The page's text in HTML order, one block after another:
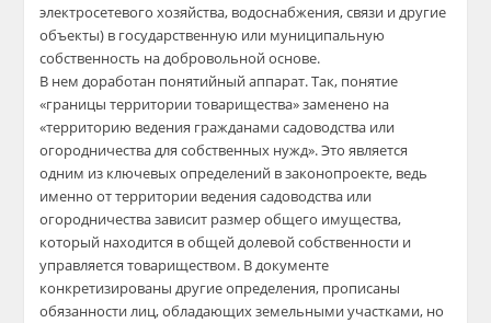
электросетевого хозяйства, водоснабжения, связи и другие
объекты) в государственную или муниципальную
собственность на добровольной основе.
В нем доработан понятийный аппарат. Так, понятие
«границы территории товарищества» заменено на
«территорию ведения гражданами садоводства или
огородничества для собственных нужд». Это является
одним из ключевых определений в законопроекте, ведь
именно от территории ведения садоводства или
огородничества зависит размер общего имущества,
который находится в общей долевой собственности и
управляется товариществом. В документе
конкретизированы другие определения, прописаны
обязанности лиц, обладающих земельными участками, но